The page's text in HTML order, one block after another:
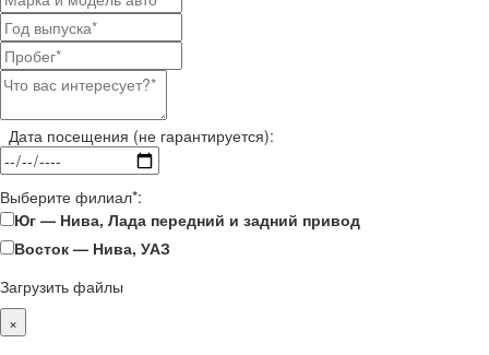
Дата посещения (не гарантируется):
Выберите филиал*:
Юг — Нива, Лада передний и задний привод
Восток — Нива, УАЗ
Загрузить файлы
×